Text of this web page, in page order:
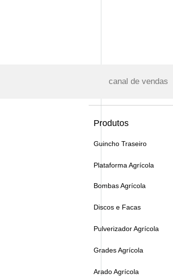
canal de vendas
Produtos
Guincho Traseiro
Plataforma Agrícola
Bombas Agrícola
Discos e Facas
Pulverizador Agrícola
Grades Agrícola
Arado Agrícola